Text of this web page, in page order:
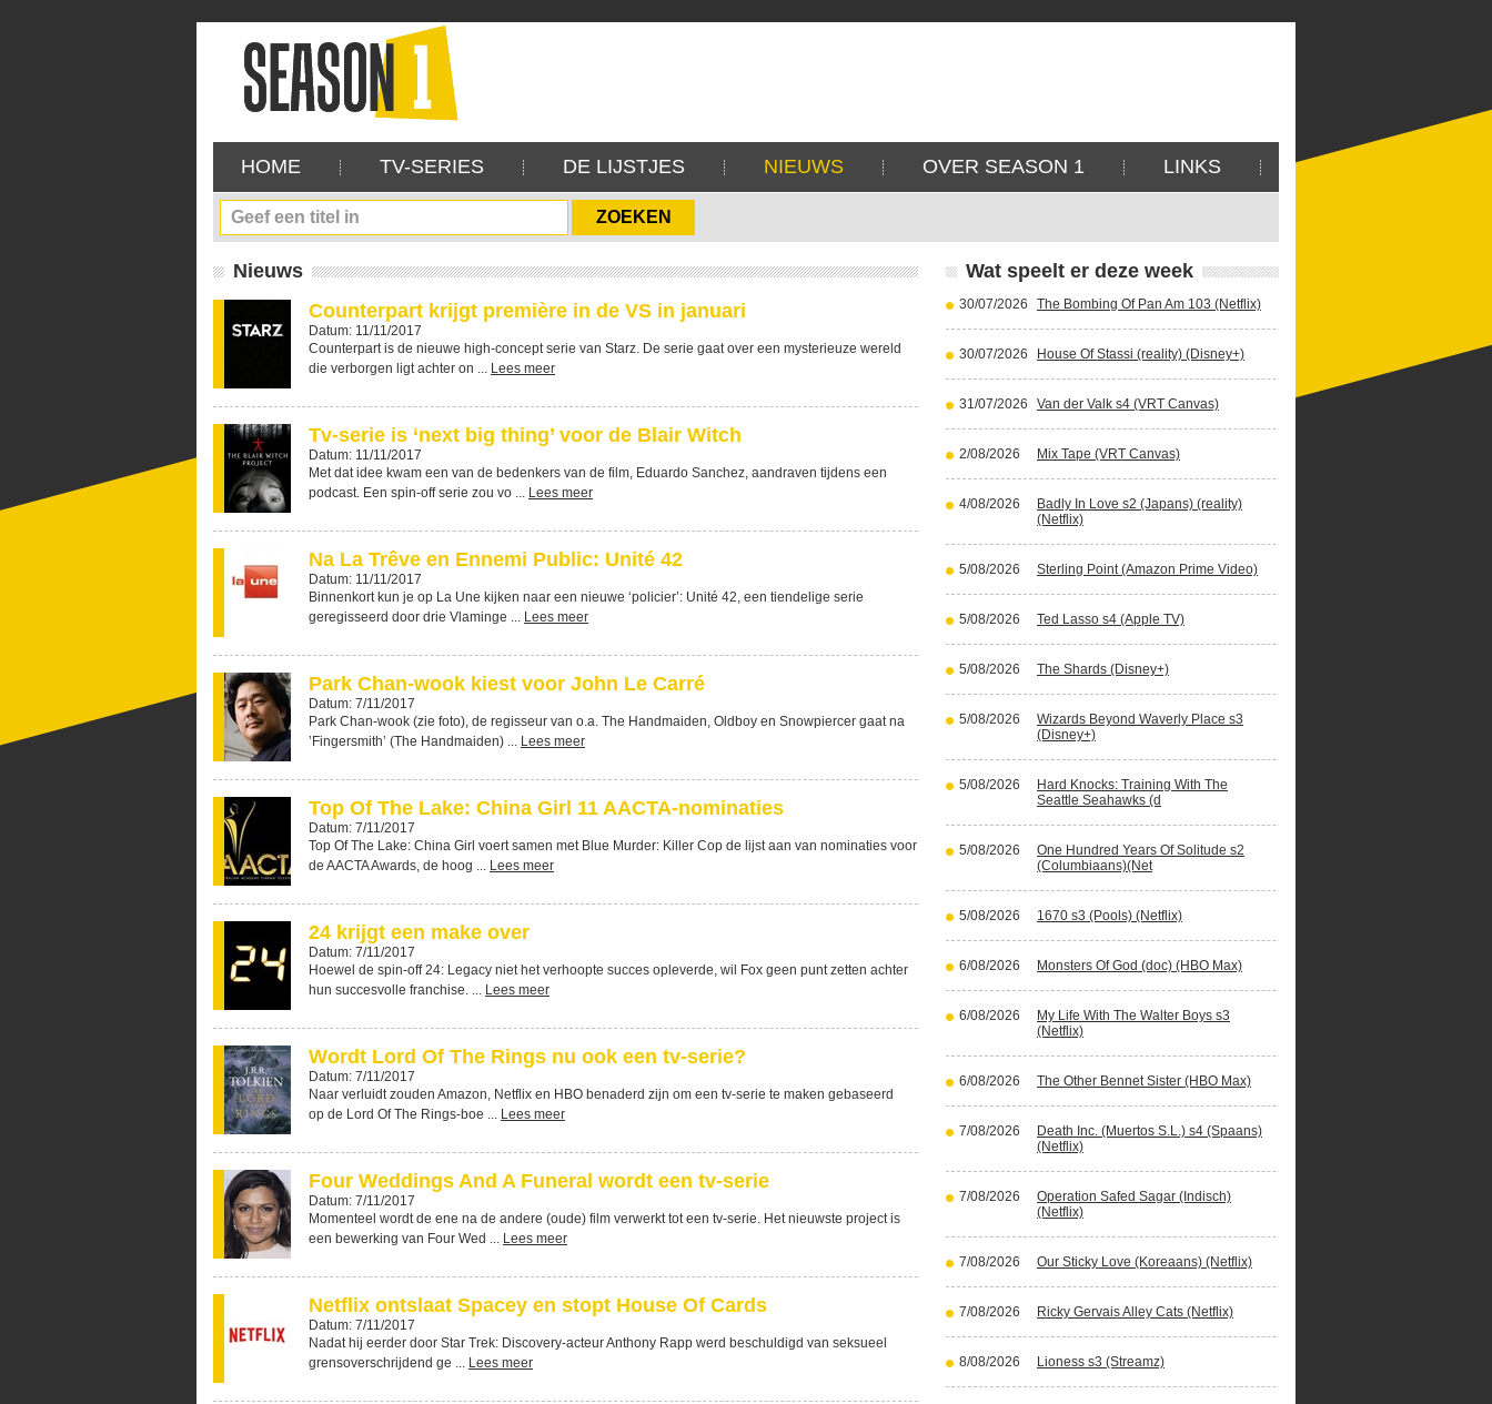
HOME TV-SERIES DE LIJSTJES NIEUWS OVER SEASON 1 LINKS
Nieuws
Counterpart krijgt première in de VS in januari
Datum: 11/11/2017
Counterpart is de nieuwe high-concept serie van Starz. De serie gaat over een mysterieuze wereld
die verborgen ligt achter on ... Lees meer
Tv-serie is ‘next big thing’ voor de Blair Witch
Datum: 11/11/2017
Met dat idee kwam een van de bedenkers van de film, Eduardo Sanchez, aandraven tijdens een
podcast. Een spin-off serie zou vo ... Lees meer
Na La Trêve en Ennemi Public: Unité 42
Datum: 11/11/2017
Binnenkort kun je op La Une kijken naar een nieuwe ‘policier’: Unité 42, een tiendelige serie
geregisseerd door drie Vlaminge ... Lees meer
Park Chan-wook kiest voor John Le Carré
Datum: 7/11/2017
Park Chan-wook (zie foto), de regisseur van o.a. The Handmaiden, Oldboy en Snowpiercer gaat na
’Fingersmith’ (The Handmaiden) ... Lees meer
Top Of The Lake: China Girl 11 AACTA-nominaties
Datum: 7/11/2017
Top Of The Lake: China Girl voert samen met Blue Murder: Killer Cop de lijst aan van nominaties voor
de AACTA Awards, de hoog ... Lees meer
24 krijgt een make over
Datum: 7/11/2017
Hoewel de spin-off 24: Legacy niet het verhoopte succes opleverde, wil Fox geen punt zetten achter
hun succesvolle franchise. ... Lees meer
Wordt Lord Of The Rings nu ook een tv-serie?
Datum: 7/11/2017
Naar verluidt zouden Amazon, Netflix en HBO benaderd zijn om een tv-serie te maken gebaseerd
op de Lord Of The Rings-boe ... Lees meer
Four Weddings And A Funeral wordt een tv-serie
Datum: 7/11/2017
Momenteel wordt de ene na de andere (oude) film verwerkt tot een tv-serie. Het nieuwste project is
een bewerking van Four Wed ... Lees meer
Netflix ontslaat Spacey en stopt House Of Cards
Datum: 7/11/2017
Nadat hij eerder door Star Trek: Discovery-acteur Anthony Rapp werd beschuldigd van seksueel
grensoverschrijdend ge ... Lees meer
Wat speelt er deze week
30/07/2026 The Bombing Of Pan Am 103 (Netflix)
30/07/2026 House Of Stassi (reality) (Disney+)
31/07/2026 Van der Valk s4 (VRT Canvas)
2/08/2026 Mix Tape (VRT Canvas)
4/08/2026
Badly In Love s2 (Japans) (reality)
(Netflix)
5/08/2026 Sterling Point (Amazon Prime Video)
5/08/2026 Ted Lasso s4 (Apple TV)
5/08/2026 The Shards (Disney+)
5/08/2026
Wizards Beyond Waverly Place s3
(Disney+)
5/08/2026
Hard Knocks: Training With The
Seattle Seahawks (d
5/08/2026
One Hundred Years Of Solitude s2
(Columbiaans)(Net
5/08/2026 1670 s3 (Pools) (Netflix)
6/08/2026 Monsters Of God (doc) (HBO Max)
6/08/2026
My Life With The Walter Boys s3
(Netflix)
6/08/2026 The Other Bennet Sister (HBO Max)
7/08/2026
Death Inc. (Muertos S.L.) s4 (Spaans)
(Netflix)
7/08/2026
Operation Safed Sagar (Indisch)
(Netflix)
7/08/2026 Our Sticky Love (Koreaans) (Netflix)
7/08/2026 Ricky Gervais Alley Cats (Netflix)
8/08/2026 Lioness s3 (Streamz)